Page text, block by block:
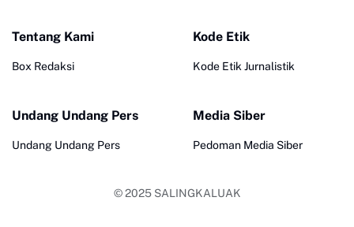
Tentang Kami
Box Redaksi
Kode Etik
Kode Etik Jurnalistik
Undang Undang Pers
Undang Undang Pers
Media Siber
Pedoman Media Siber
© 2025 SALINGKALUAK